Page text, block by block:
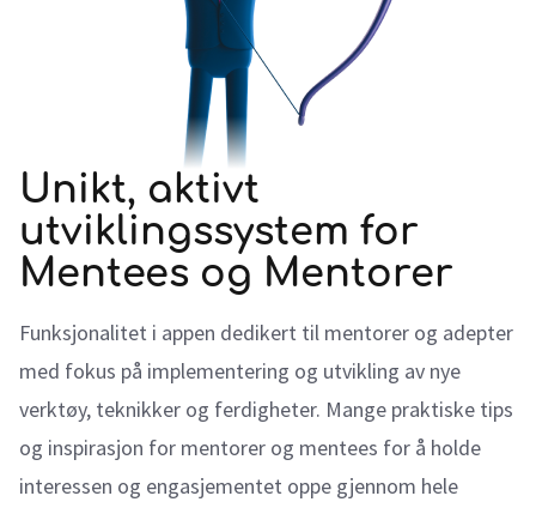
Unikt, aktivt
utviklingssystem for
Mentees og Mentorer
Funksjonalitet i appen dedikert til mentorer og adepter
med fokus på implementering og utvikling av nye
verktøy, teknikker og ferdigheter. Mange praktiske tips
og inspirasjon for mentorer og mentees for å holde
interessen og engasjementet oppe gjennom hele